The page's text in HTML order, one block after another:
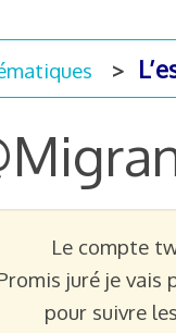
Le compte
juré je vais
pour suivre